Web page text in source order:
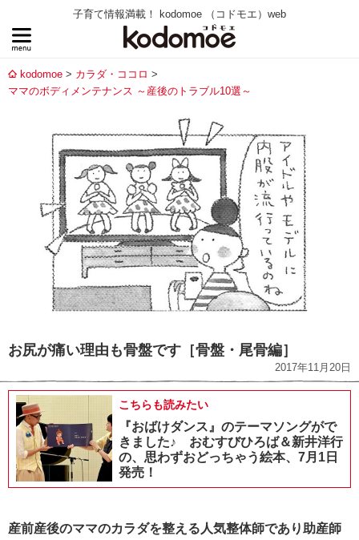
子育て情報満載！ kodomoe （コドモエ）web
kodomoe
カラダ・ココロ
ママのボディメンテナンス ～産後のトラブル10選～
お尻が痛い理由も骨盤です［骨盤・尾骨編］
2017年11月20日
こちらも読みたい
『おばけダンス』のテーマソングがで
きました♪ おむすびひろば＆新井洋行
の、思わずおどっちゃう絵本、7月1日
発売！
産前産後のママのカラダを整える人気整体師であり助産師